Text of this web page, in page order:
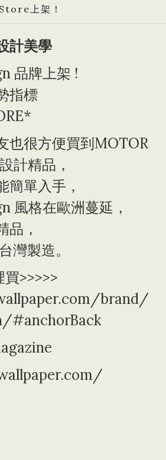
上架！
計美學
品牌上架 !
指標
也很方便買到MOTOR
計精品，
簡單入手，
風格在歐洲蔓延，
品，
灣製造。
>>>>>
brand/
#anchorBack